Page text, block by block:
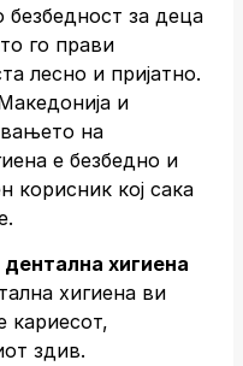
безбедност за деца
го прави
лесно и пријатно.
и
на
е безбедно и
корисник кој сака
хигиена
хигиена ви
кариесот,
здив.